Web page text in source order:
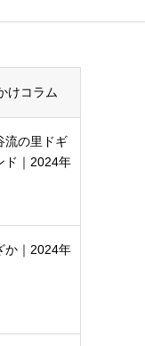
けコラム
流の里ドギ
ド｜2024年
か｜2024年